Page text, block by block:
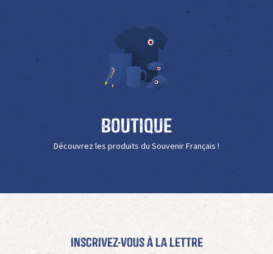
Boutique
Découvrez les produits du Souvenir Français !
Inscrivez-vous à La Lettre